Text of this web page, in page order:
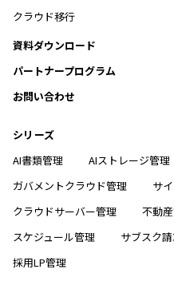
クラウド移行
資料ダウンロード
パートナープログラム
お問い合わせ
シリーズ
AI書類管理
AIストレージ管理
ガバメントクラウド管理
サ
クラウドサーバー管理
不動
スケジュール管理
サブスク
採用LP管理